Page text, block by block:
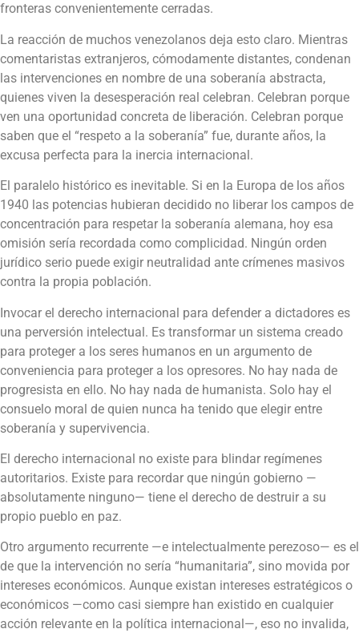
fronteras convenientemente cerradas.
La reacción de muchos venezolanos deja esto claro. Mientras
comentaristas extranjeros, cómodamente distantes, condenan
las intervenciones en nombre de una soberanía abstracta,
quienes viven la desesperación real celebran. Celebran porque
ven una oportunidad concreta de liberación. Celebran porque
saben que el “respeto a la soberanía” fue, durante años, la
excusa perfecta para la inercia internacional.
El paralelo histórico es inevitable. Si en la Europa de los años
1940 las potencias hubieran decidido no liberar los campos de
concentración para respetar la soberanía alemana, hoy esa
omisión sería recordada como complicidad. Ningún orden
jurídico serio puede exigir neutralidad ante crímenes masivos
contra la propia población.
Invocar el derecho internacional para defender a dictadores es
una perversión intelectual. Es transformar un sistema creado
para proteger a los seres humanos en un argumento de
conveniencia para proteger a los opresores. No hay nada de
progresista en ello. No hay nada de humanista. Solo hay el
consuelo moral de quien nunca ha tenido que elegir entre
soberanía y supervivencia.
El derecho internacional no existe para blindar regímenes
autoritarios. Existe para recordar que ningún gobierno —
absolutamente ninguno— tiene el derecho de destruir a su
propio pueblo en paz.
Otro argumento recurrente —e intelectualmente perezoso— es el
de que la intervención no sería “humanitaria”, sino movida por
intereses económicos. Aunque existan intereses estratégicos o
económicos —como casi siempre han existido en cualquier
acción relevante en la política internacional—, eso no invalida,